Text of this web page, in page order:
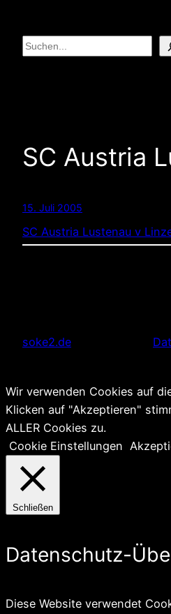
Inhalt
springen
Suchen
SC Austria
15. Juli 2005
SC Austria Lustenau v
soke2.de
Wir verwenden Cookies auf
Klicken auf "Akzeptieren"
ALLER Cookies zu.
Cookie Einstellungen
Schließen
Datenschutz-
Diese Website verwendet